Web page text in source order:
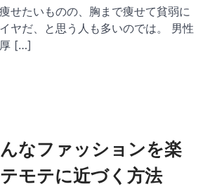
せたいものの、胸まで痩せて貧弱に
ヤだ、と思う人も多いのでは。 男性
[…]
なファッションを楽
モテに近づく方法